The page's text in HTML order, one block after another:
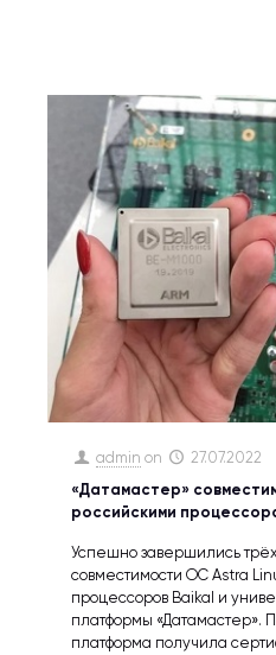
admin on
27.07.2022
«Датамастер»
российскими
Успешно завершились
совместимости ОС Astra
процессоров Baikal и
платформы «Датамастер».
платформа получила